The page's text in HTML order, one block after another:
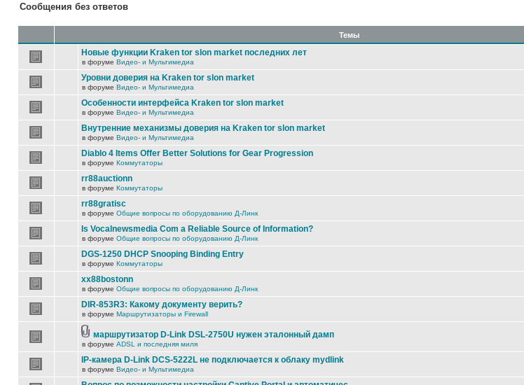
Сообщения без ответов
Темы
Новые функции Kraken tor slon market последних лет
в форуме Видео- и Мультимедиа
Уровни доверия на Kraken tor slon market
в форуме Видео- и Мультимедиа
Особенности интерфейса Kraken tor slon market
в форуме Видео- и Мультимедиа
Внутренние механизмы доверия на Kraken tor slon market
в форуме Видео- и Мультимедиа
Diablo 4 Items Offer Better Solutions for Gear Progression
в форуме Коммутаторы
rr88auctionn
в форуме Коммутаторы
rr88gratisc
в форуме Общие вопросы по оборудованию Д-Линк
Is Vocalnewsmedia Com a Reliable Source of Information?
в форуме Общие вопросы по оборудованию Д-Линк
DGS-1250 DHCP Snooping Binding Entry
в форуме Коммутаторы
xx88bostonn
в форуме Общие вопросы по оборудованию Д-Линк
DIR-853R3: Какому документу верить?
в форуме Маршрутизаторы и Firewall
маршрутизатор D-Link DSL-2750U нужен эталонный дамп
в форуме ADSL и последняя миля
IP-камера D-Link DCS-5222L не подключается к облаку mydlink
в форуме Видео- и Мультимедиа